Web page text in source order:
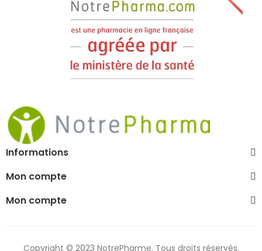
Informations
Mon compte
Mon compte
Copyright © 2023 NotrePharme. Tous droits réservés.